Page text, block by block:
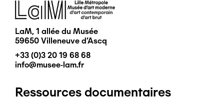
Image
LaM, 1 allée du Musée
59650 Villeneuve d'Ascq
+33 (0)3 20 19 68 68
info@musee-lam.fr
Pied
Ressources documentaires